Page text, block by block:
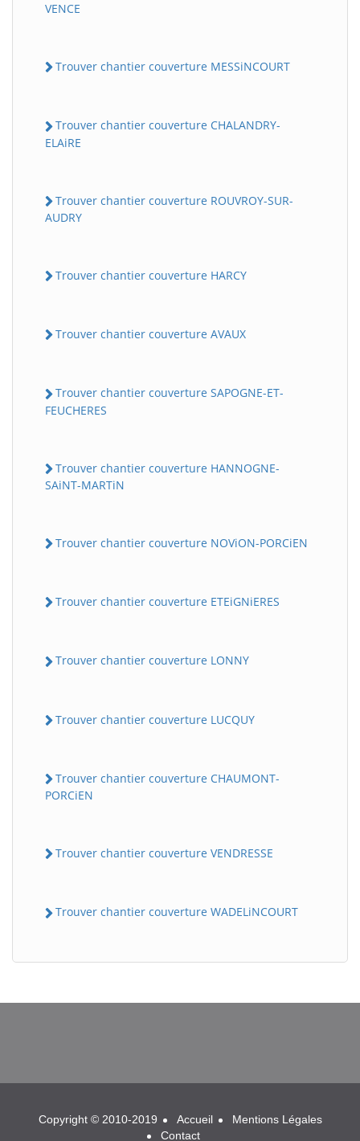
VENCE
Trouver chantier couverture MESSiNCOURT
Trouver chantier couverture CHALANDRY-
ELAiRE
Trouver chantier couverture ROUVROY-SUR-
AUDRY
Trouver chantier couverture HARCY
Trouver chantier couverture AVAUX
Trouver chantier couverture SAPOGNE-ET-
FEUCHERES
Trouver chantier couverture HANNOGNE-
SAiNT-MARTiN
Trouver chantier couverture NOViON-PORCiEN
Trouver chantier couverture ETEiGNiERES
Trouver chantier couverture LONNY
Trouver chantier couverture LUCQUY
Trouver chantier couverture CHAUMONT-
PORCiEN
Trouver chantier couverture VENDRESSE
Trouver chantier couverture WADELiNCOURT
BatiWebPro
Copyright © 2010-2019 Accueil
Mentions Légales
Contact